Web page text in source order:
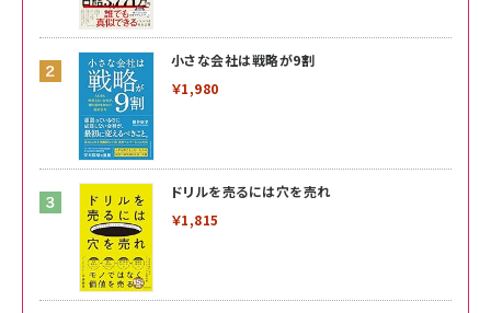
小さな会社は戦略が9割
￥1,980
ドリルを売るには穴を売れ
￥1,815